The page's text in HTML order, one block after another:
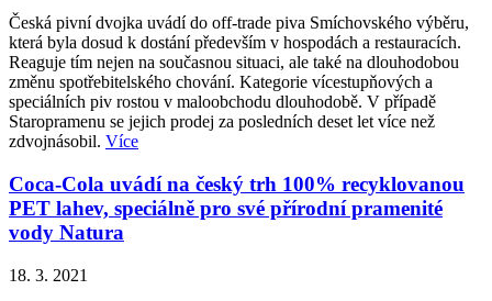
Česká pivní dvojka uvádí do off-trade piva Smíchovského výběru,
která byla dosud k dostání především v hospodách a restauracích.
Reaguje tím nejen na současnou situaci, ale také na dlouhodobou
změnu spotřebitelského chování. Kategorie vícestupňových a
speciálních piv rostou v maloobchodu dlouhodobě. V případě
Staropramenu se jejich prodej za posledních deset let více než
zdvojnásobil. Více
Coca-Cola uvádí na český trh 100% recyklovanou
PET lahev, speciálně pro své přírodní pramenité
vody Natura
18. 3. 2021